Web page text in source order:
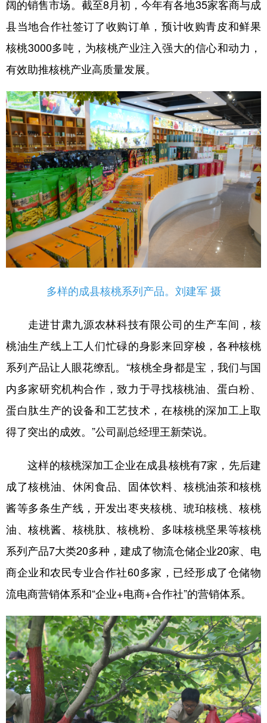
阔的销售市场。截至8月初，今年有各地35家客商与成
县当地合作社签订了收购订单，预计收购青皮和鲜果
核桃3000多吨，为核桃产业注入强大的信心和动力，
有效助推核桃产业高质量发展。
多样的成县核桃系列产品。刘建军 摄
走进甘肃九源农林科技有限公司的生产车间，核
桃油生产线上工人们忙碌的身影来回穿梭，各种核桃
系列产品让人眼花缭乱。“核桃全身都是宝，我们与国
内多家研究机构合作，致力于寻找核桃油、蛋白粉、
蛋白肽生产的设备和工艺技术，在核桃的深加工上取
得了突出的成效。”公司副总经理王新荣说。
这样的核桃深加工企业在成县核桃有7家，先后建
成了核桃油、休闲食品、固体饮料、核桃油茶和核桃
酱等多条生产线，开发出枣夹核桃、琥珀核桃、核桃
油、核桃酱、核桃肽、核桃粉、多味核桃坚果等核桃
系列产品7大类20多种，建成了物流仓储企业20家、电
商企业和农民专业合作社60多家，已经形成了仓储物
流电商营销体系和“企业+电商+合作社”的营销体系。